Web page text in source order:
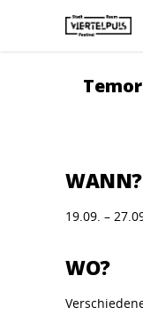
WANN?
19.09. –
WO?